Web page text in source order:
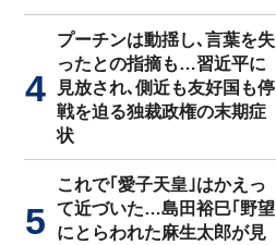
プーチンは動揺し､言葉を失
ったとの指摘も…習近平に
見放され､側近も友好国も停
戦を迫る独裁政権の末期症
状
これで｢愛子天皇｣はかえっ
て近づいた…島田裕巳｢野望
にとらわれた麻生太郎が見